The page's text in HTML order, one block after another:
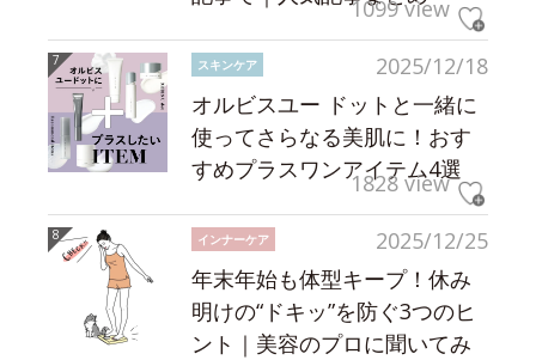
1099 view
2025/12/18
スキンケア
オルビスユー ドットと一緒に
使ってさらなる美肌に！おす
すめプラスワンアイテム4選
1828 view
2025/12/25
インナーケア
年末年始も体型キープ！休み
明けの“ドキッ”を防ぐ3つのヒ
ント｜美容のプロに聞いてみ